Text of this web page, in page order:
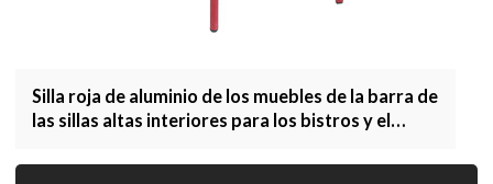
Silla roja de aluminio de los muebles de la barra de
las sillas altas interiores para los bistros y el